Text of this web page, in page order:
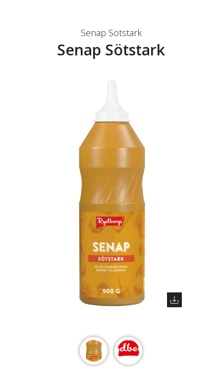
Senap Sötstark
Senap Sötstark